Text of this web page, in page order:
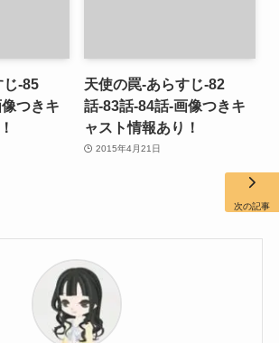
じ-85
つきキ
天使の罠-あらすじ-82
話-83話-84話-画像つきキ
ャスト情報あり！
2015年4月21日
次の記事